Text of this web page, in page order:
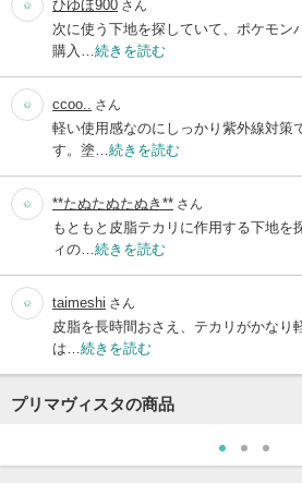
ひゆほ900 さん
次に使う下地を探していて、ポケモン
購入… 続きを読む
ccoo.. さん
軽い使用感なのにしっかり紫外線対策
す。塗… 続きを読む
**たぬたぬたぬき** さん
もともと皮脂テカリに作用する下地を
ィの… 続きを読む
taimeshi さん
皮脂を長時間おさえ、テカリがかなり
は… 続きを読む
プリマヴィスタの商品